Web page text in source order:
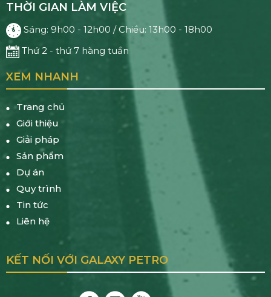
THỜI GIAN LÀM VIỆC
Sáng: 9h00 - 12h00 / Chiều: 13h00 - 18h00
Thứ 2 - thứ 7 hàng tuần
XEM NHANH
Trang chủ
Giới thiệu
Giải pháp
Sản phẩm
Dự án
Quy trình
Tin tức
Liên hệ
KẾT NỐI VỚI GALAXY PETRO